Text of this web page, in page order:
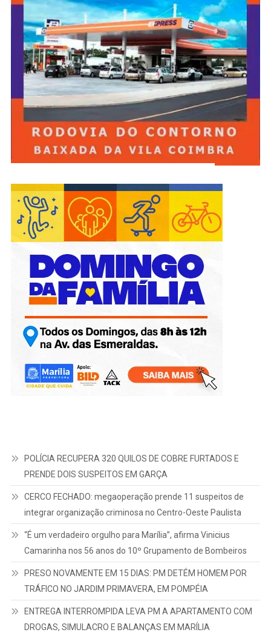
POLÍCIA RECUPERA 320 QUILOS DE COBRE FURTADOS E
PRENDE DOIS SUSPEITOS EM GARÇA
CERCO FECHADO: megaoperação prende 11 suspeitos de
integrar organização criminosa no Centro-Oeste Paulista
“É um verdadeiro orgulho para Marília”, afirma Vinicius
Camarinha nos 56 anos do 10º Grupamento de Bombeiros
PRESO NOVAMENTE EM 15 DIAS: PM DETÉM HOMEM POR
TRÁFICO NO JARDIM PRIMAVERA, EM POMPÉIA
ENTREGA INTERROMPIDA LEVA PM A APARTAMENTO COM
DROGAS, SIMULACRO E BALANÇAS EM MARÍLIA